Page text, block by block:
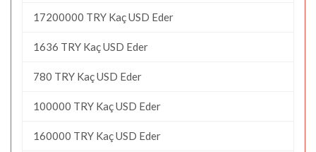
17200000 TRY Kaç USD Eder
1636 TRY Kaç USD Eder
780 TRY Kaç USD Eder
100000 TRY Kaç USD Eder
160000 TRY Kaç USD Eder